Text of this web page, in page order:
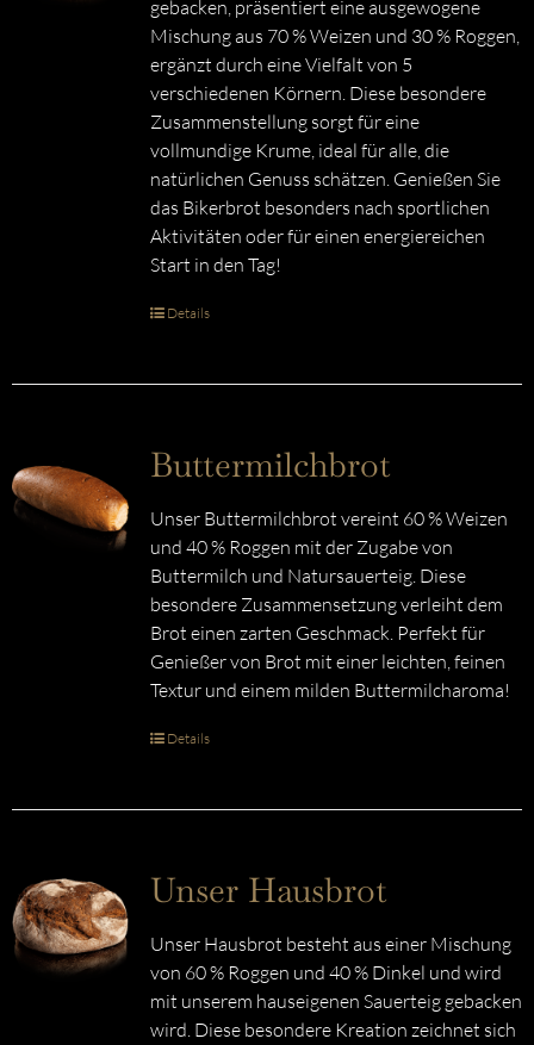
gebacken, präsentiert eine ausgewogene
Mischung aus 70 % Weizen und 30 % Roggen,
ergänzt durch eine Vielfalt von 5
verschiedenen Körnern. Diese besondere
Zusammenstellung sorgt für eine
vollmundige Krume, ideal für alle, die
natürlichen Genuss schätzen. Genießen Sie
das Bikerbrot besonders nach sportlichen
Aktivitäten oder für einen energiereichen
Start in den Tag!
Details
Buttermilchbrot
Unser Buttermilchbrot vereint 60 % Weizen
und 40 % Roggen mit der Zugabe von
Buttermilch und Natursauerteig. Diese
besondere Zusammensetzung verleiht dem
Brot einen zarten Geschmack. Perfekt für
Genießer von Brot mit einer leichten, feinen
Textur und einem milden Buttermilcharoma!
Details
Unser Hausbrot
Unser Hausbrot besteht aus einer Mischung
von 60 % Roggen und 40 % Dinkel und wird
mit unserem hauseigenen Sauerteig gebacken
wird. Diese besondere Kreation zeichnet sich